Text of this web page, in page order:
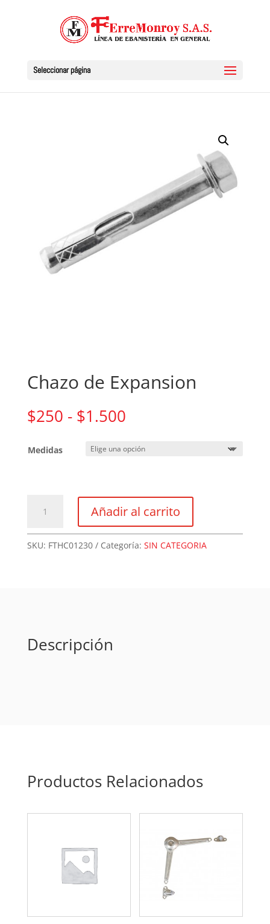
Seleccionar página
Chazo de Expansion
$250 - $1.500Rango
precios:
desde
$1.500
Medidas
cantidad
Añadir al carrito
SKU: FTHC01230 Categoría: SIN CATEGORIA
Descripción
Productos Relacionados